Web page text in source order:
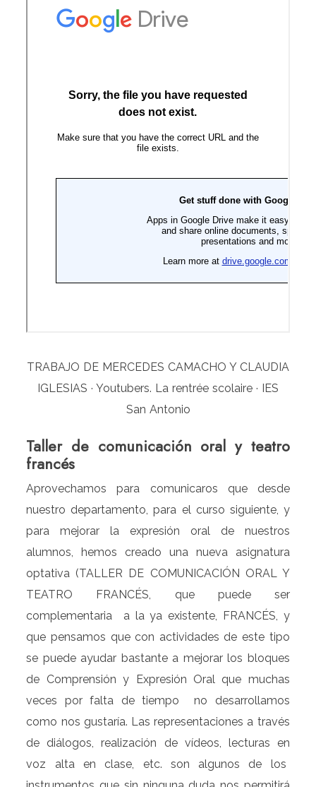
TRABAJO DE MERCEDES CAMACHO Y CLAUDIA
IGLESIAS · Youtubers. La rentrée scolaire · IES
San Antonio
Taller de comunicación oral y teatro
francés
Aprovechamos para comunicaros que desde
nuestro departamento, para el curso siguiente, y
para mejorar la expresión oral de nuestros
alumnos, hemos creado una nueva asignatura
optativa (TALLER DE COMUNICACIÓN ORAL Y
TEATRO FRANCÉS, que puede ser
complementaria a la ya existente, FRANCÉS, y
que pensamos que con actividades de este tipo
se puede ayudar bastante a mejorar los bloques
de Comprensión y Expresión Oral que muchas
veces por falta de tiempo no desarrollamos
como nos gustaría. Las representaciones a través
de diálogos, realización de vídeos, lecturas en
voz alta en clase, etc. son algunos de los